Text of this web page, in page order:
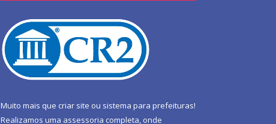
Muito mais que criar site ou sistema para prefeituras!
Realizamos uma assessoria completa, onde